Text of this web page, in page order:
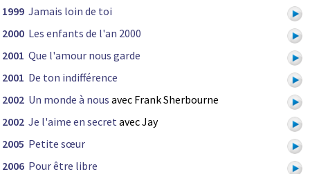
1999 Jamais loin de toi
2000 Les enfants de l'an 2000
2001 Que l'amour nous garde
2001 De ton indifférence
2002 Un monde à nous avec Frank Sherbourne
2002 Je l'aime en secret avec Jay
2005 Petite sœur
2006 Pour être libre